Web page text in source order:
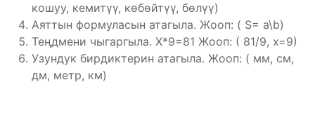
кошуу, кемитүү, көбөйтүү, бөлүү)
Аяттын формуласын атагыла. Жооп: ( S= a\b)
Теңдмени чыгаргыла. Х*9=81 Жооп: ( 81/9, х=9)
Узундук бирдиктерин атагыла. Жооп: ( мм, см,
дм, метр, км)